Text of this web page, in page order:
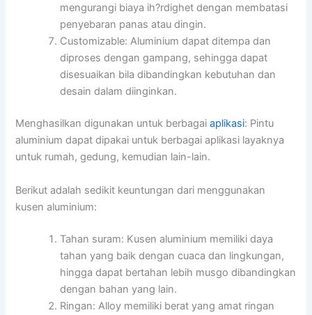
mengurangi biaya ih?rdighet dengan membatasi
penyebaran panas atau dingin.
Customizable: Aluminium dapat ditempa dan
diproses dengan gampang, sehingga dapat
disesuaikan bila dibandingkan kebutuhan dan
desain dalam diinginkan.
Menghasilkan digunakan untuk berbagaiaplikasi: Pintu
aluminium dapat dipakai untuk berbagai aplikasi layaknya
untuk rumah, gedung, kemudian lain-lain.
Berikut adalah sedikit keuntungan dari menggunakan
kusen aluminium:
Tahan suram: Kusen aluminium memiliki daya
tahan yang baik dengan cuaca dan lingkungan,
hingga dapat bertahan lebih musgo dibandingkan
dengan bahan yang lain.
Ringan: Alloy memiliki berat yang amat ringan